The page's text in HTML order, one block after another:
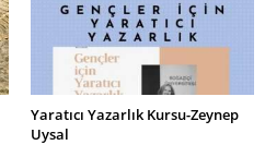
Yaratıcı Yazarlık Kursu-Zeynep
Uysal